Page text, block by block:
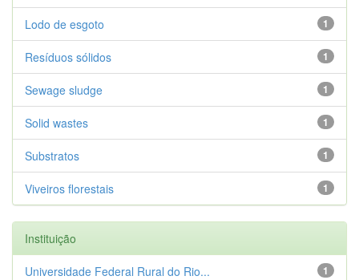
1
Lodo de esgoto
1
Resíduos sólidos
1
Sewage sludge
1
Solid wastes
1
Substratos
1
Viveiros florestais
Instituição
1
Universidade Federal Rural do Rio...